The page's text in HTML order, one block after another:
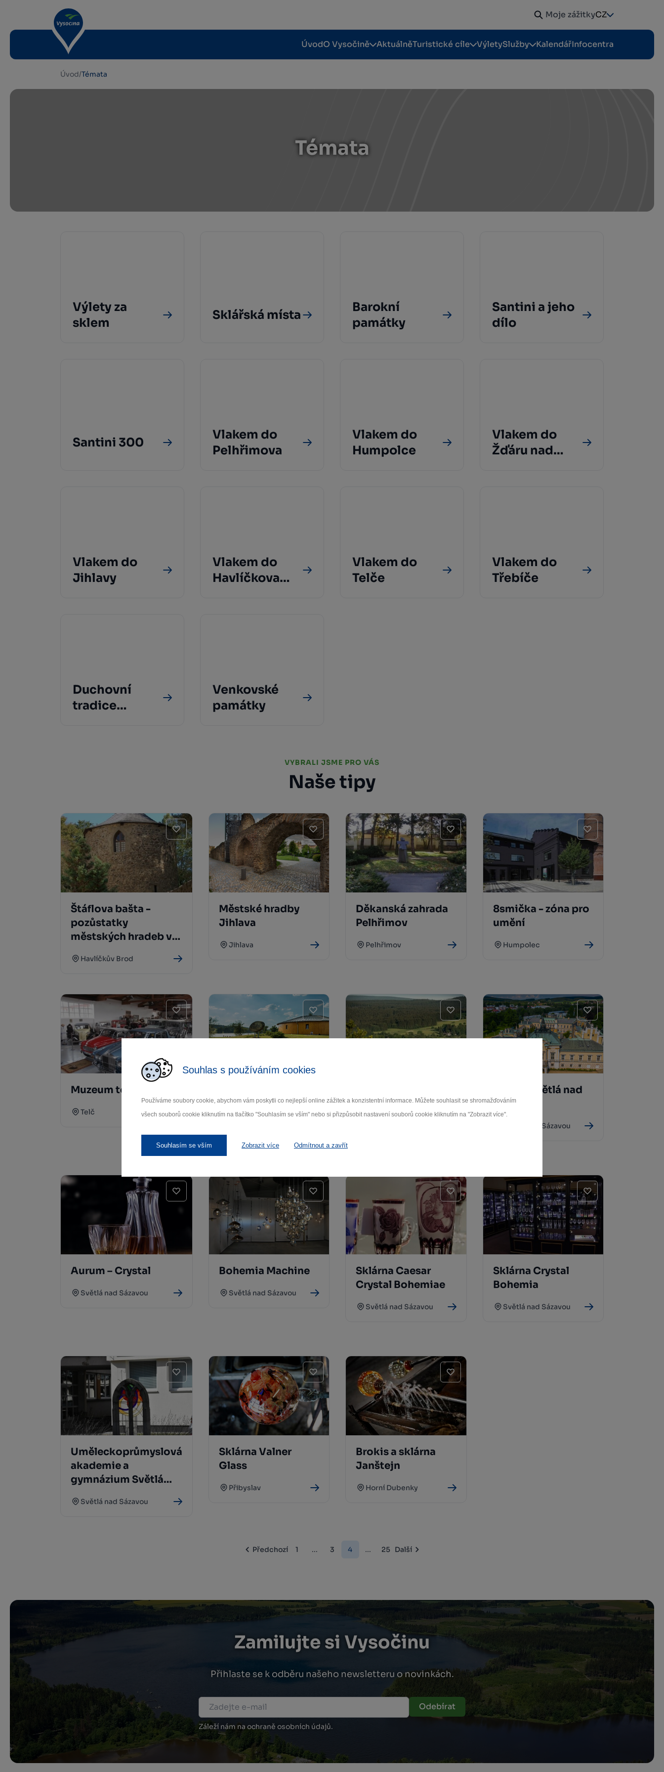
Souhlas s používáním cookies
Používáme soubory cookie, abychom vám poskytli co nejlepší online zážitek a konzistentní informace. Můžete souhlasit se shromažďováním
všech souborů cookie kliknutím na tlačítko "Souhlasím se vším" nebo si přizpůsobit nastavení souborů cookie kliknutím na "Zobrazit více".
Souhlasím se vším Zobrazit více Odmítnout a zavřít
Moje zážitkyCZ
ÚvodO Vysočině AktuálněTuristické cíle VýletySlužby KalendářInfocentra
Úvod/Témata
Témata
Výlety za
sklem
Sklářská místa
Barokní
památky
Santini a jeho
dílo
Santini 300
Vlakem do
Pelhřimova
Vlakem do
Humpolce
Vlakem do
Žďáru nad
Vlakem do
Jihlavy
Vlakem do
Havlíčkova
Vlakem do
Telče
Vlakem do
Třebíče
Duchovní
tradice
Venkovské
památky
VYBRALI JSME PRO VÁS
Naše tipy
Štáflova bašta -
pozůstatky
městských hradeb v
Havlíčkův Brod
Městské hradby
Jihlava
Jihlava
Děkanská zahrada
Pelhřimov
Pelhřimov
8smička - zóna pro
umění
Humpolec
Muzeum techniky Telč
Telč
Pilák
stezka
Zámek Světlá nad
Sázavou
Světlá nad Sázavou
Aurum – Crystal
Světlá nad Sázavou
Bohemia Machine
Světlá nad Sázavou
Sklárna Caesar
Crystal Bohemiae
Světlá nad Sázavou
Sklárna Crystal
Bohemia
Světlá nad Sázavou
Uměleckoprůmyslová
akademie a
gymnázium Světlá
Světlá nad Sázavou
Sklárna Valner
Glass
Přibyslav
Brokis a sklárna
Janštejn
Horní Dubenky
Předchozí 1 ... 3 4 ... 25 Další
Zamilujte si Vysočinu
Přihlaste se k odběru našeho newsletteru o novinkách.
Záleží nám na ochraně osobních údajů.
Odebírat